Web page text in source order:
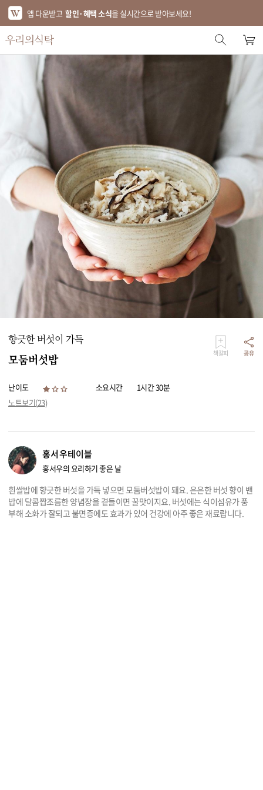
앱 다운받고 할인·혜택 소식을 실시간으로 받아보세요!
스토어 홈
신상품
기획전
브랜드
푸드
키친
리빙
가전
향긋한 버섯이 가득
모둠버섯밥 책갈피 공유
난이도 소요시간
1시간 30분
노트보기(23)
홍서우테이블
홍서우의 요리하기 좋은 날
흰쌀밥에 향긋한 버섯을 가득 넣으면 모둠버섯밥이 돼요. 은은한 버섯 향이 밴
밥에 달콤짭조름한 양념장을 곁들이면 꿀맛이지요. 버섯에는 식이섬유가 풍
부해 소화가 잘되고 불면증에도 효과가 있어 건강에 아주 좋은 재료랍니다.